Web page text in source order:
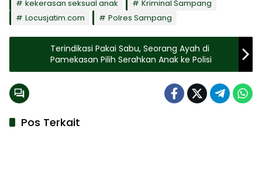
kekerasan seksual anak
Kriminal Sampang
Locusjatim.com
Polres Sampang
Terindikasi Pakai Sabu, Seorang Ayah di
Pamekasan Pilih Serahkan Anak ke Polisi
Pos Terkait